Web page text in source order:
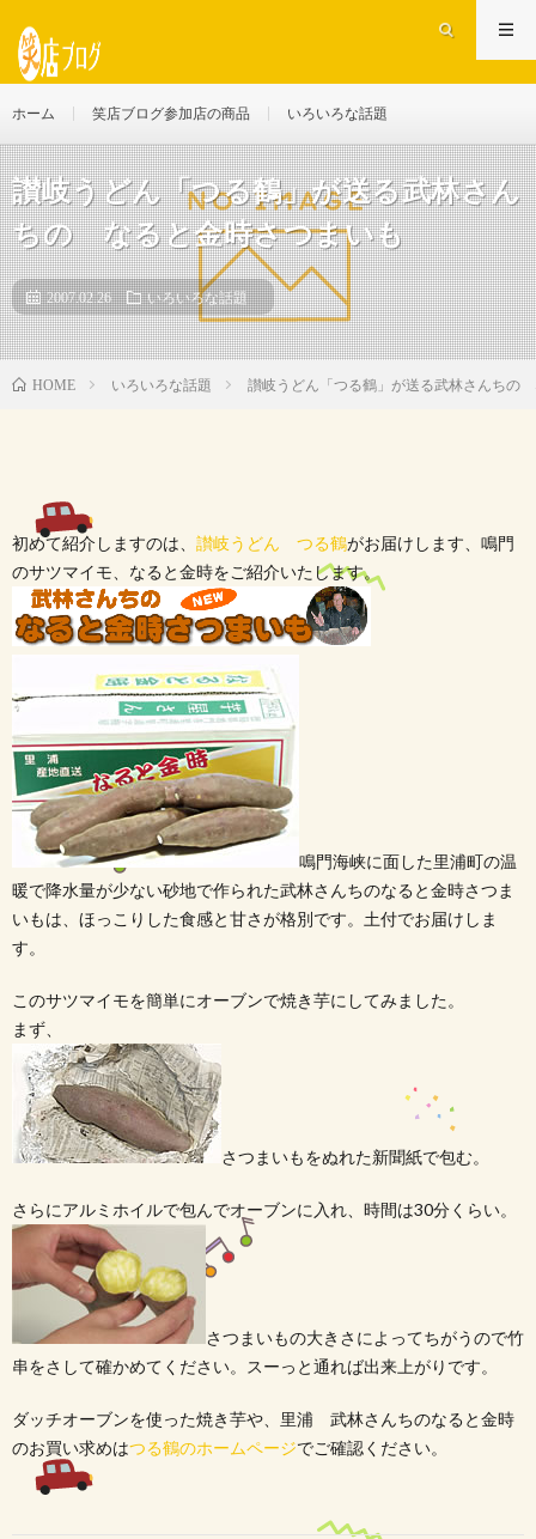
ホーム 笑店ブログ参加店の商品 いろいろな話題
讃岐うどん「つる鶴」が送る武林さん
ちの なると金時さつまいも
2007.02.26 いろいろな話題
HOME いろいろな話題 讃岐うどん「つる鶴」が送る武林さんちの
初めて紹介しますのは、 讃岐うどん つる鶴がお届けします、鳴門
のサツマイモ、なると金時をご紹介いたします。
鳴門海峡に面した里浦町の温
暖で降水量が少ない砂地で作られた武林さんちのなると金時さつま
いもは、ほっこりした食感と甘さが格別です。土付でお届けしま
す。
このサツマイモを簡単にオーブンで焼き芋にしてみました。
まず、
さつまいもをぬれた新聞紙で包む。
さらにアルミホイルで包んでオーブンに入れ、時間は30分くらい。
さつまいもの大きさによってちがうので竹
串をさして確かめてください。スーっと通れば出来上がりです。
ダッチオーブンを使った焼き芋や、里浦 武林さんちのなると金時
のお買い求めはつる鶴のホームページでご確認ください。